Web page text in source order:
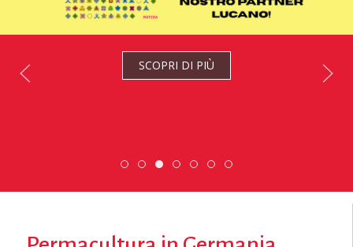
SCOPRI DI PIÙ
DiscoverEu Inclusion
ESC » Volontariato internazionale
Scopri dove sono i nostri
Scambio Giovanile